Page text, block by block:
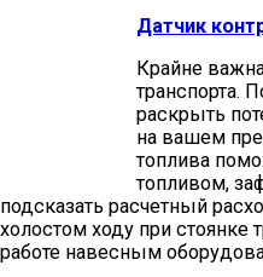
Датчик
Крайне
транспорта.
раскрыть
на вашем
топлива
топливом,
подсказать расчетный
холостом ходу при стоянке
работе навесным